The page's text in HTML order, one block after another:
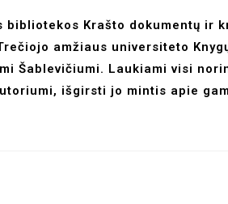
bibliotekos Krašto dokumentų ir
amžiaus universiteto
Šablevičiumi. Laukiami visi
išgirsti jo mintis apie